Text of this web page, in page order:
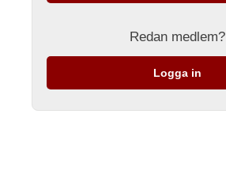
Redan medlem?
Logga in